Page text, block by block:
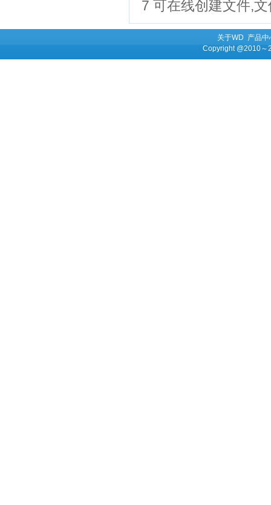
7 可在线创建文件,
关于WD 产品中
Copyright @2010～